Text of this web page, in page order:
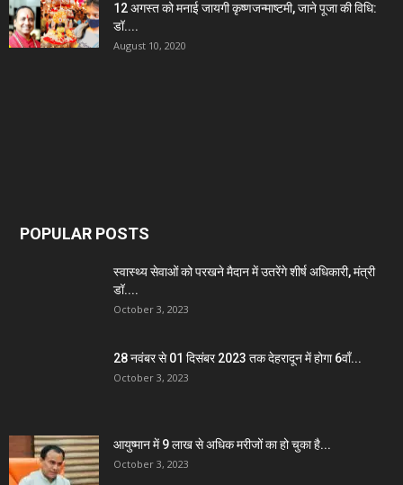
12 अगस्त को मनाई जायगी कृष्णजन्माष्टमी, जाने पूजा की विधि:
डॉ....
August 10, 2020
POPULAR POSTS
स्वास्थ्य सेवाओं को परखने मैदान में उतरेंगे शीर्ष अधिकारी, मंत्री
डॉ....
October 3, 2023
28 नवंबर से 01 दिसंबर 2023 तक देहरादून में होगा 6वाँ...
October 3, 2023
आयुष्मान में 9 लाख से अधिक मरीजों का हो चुका है...
October 3, 2023